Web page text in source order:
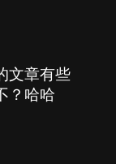
文章有些
？哈哈